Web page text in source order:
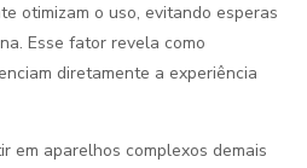
otimizam o uso, evitando esperas
Esse fator revela como
diretamente a experiência
em aparelhos complexos demais